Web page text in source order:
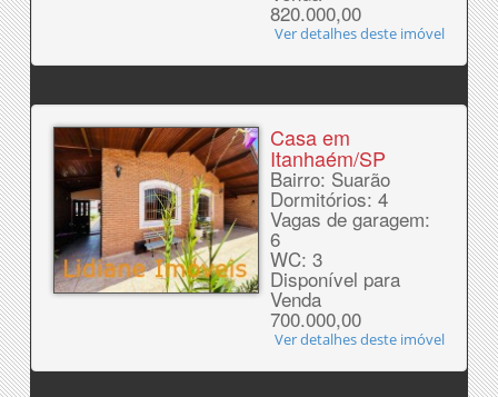
820.000,00
Ver detalhes deste imóvel
Casa em
Itanhaém/SP
Bairro: Suarão
Dormitórios: 4
Vagas de garagem:
6
WC: 3
Disponível para
Venda
700.000,00
Ver detalhes deste imóvel